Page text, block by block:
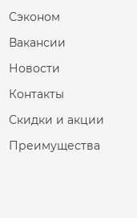
Сэконом
Вакансии
Новости
Контакты
Скидки и акции
Преимущества